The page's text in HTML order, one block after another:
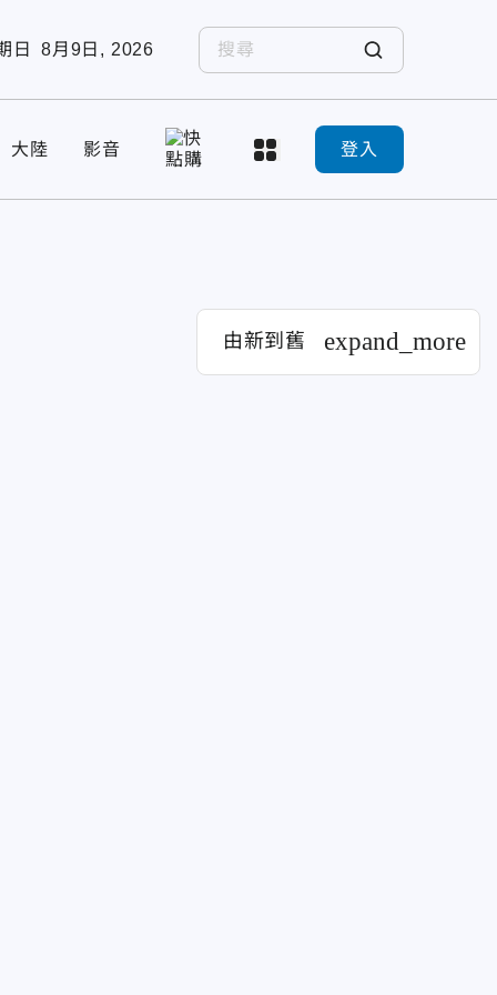
日 8月9日, 2026
大陸 影音 登入
由新到舊 expand_more